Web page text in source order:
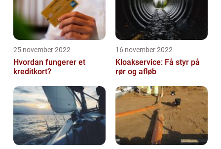
25 november 2022
Hvordan fungerer et
kreditkort?
16 november 2022
Kloakservice: Få styr på
rør og afløb